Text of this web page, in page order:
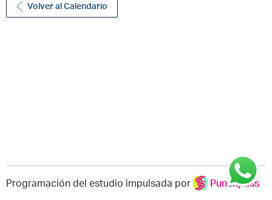
Volver al Calendario
Programación del estudio impulsada por Punchpass